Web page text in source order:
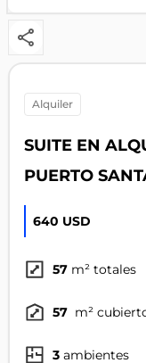
alquiler
SUITE EN
PUERTO
640 USD
57 m² totales
57 m²
3 ambientes